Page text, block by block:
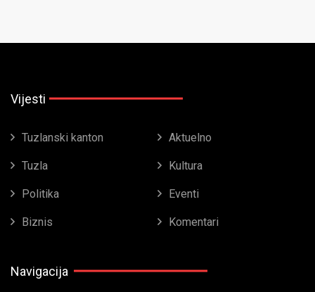
Vijesti
Tuzlanski kanton Aktuelno
Tuzla Kultura
Politika Eventi
Biznis Komentari
Navigacija